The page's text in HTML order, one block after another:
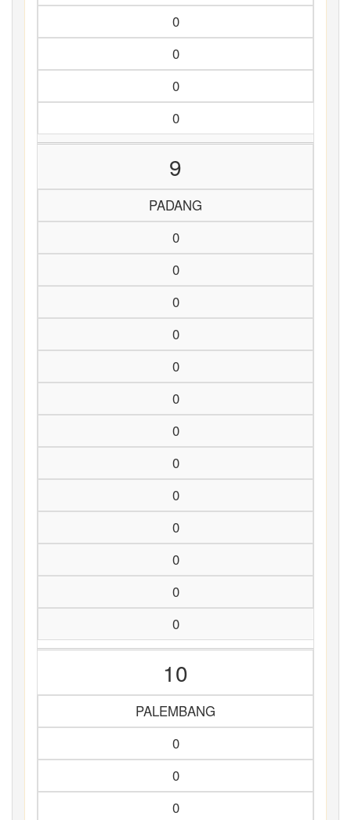
0
0
0
0
9
PADANG
0
0
0
0
0
0
0
0
0
0
0
0
0
10
PALEMBANG
0
0
0